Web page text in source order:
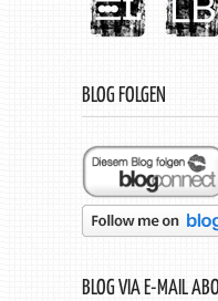
BLOG FOLGEN
BLOG VIA E-MAIL